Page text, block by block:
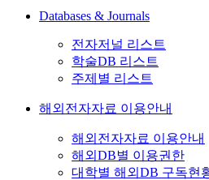
Databases & Journals
전자저널 리스트
학술DB 리스트
주제별 리스트
해외전자자료 이용안내
해외전자자료 이용안내
해외DB별 이용권한
대학별 해외DB 구독현